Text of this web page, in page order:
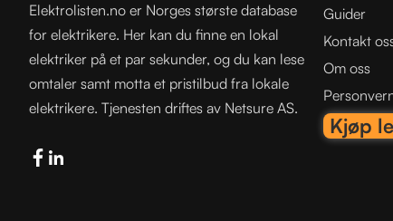
Elektrolisten.no er Norges største database
for elektrikere. Her kan du finne en lokal
elektriker på et par sekunder, og du kan lese
omtaler samt motta et pristilbud fra lokale
elektrikere. Tjenesten driftes av Netsure AS.
Guider
Kontakt
Om oss
Kjøp